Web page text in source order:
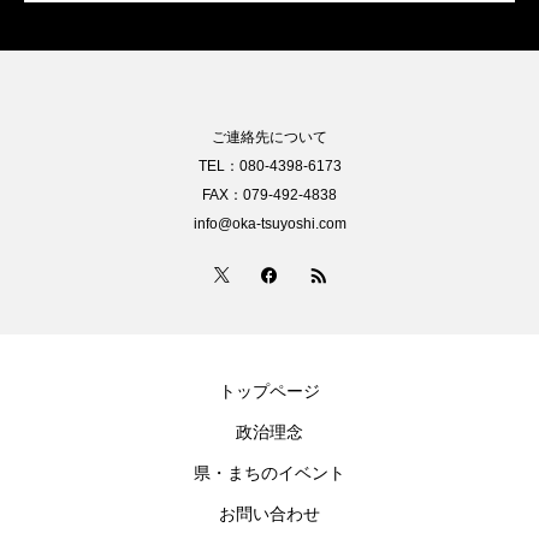
ご連絡先について
TEL：080-4398-6173
FAX：079-492-4838
info@oka-tsuyoshi.com
トップページ
政治理念
県・まちのイベント
お問い合わせ